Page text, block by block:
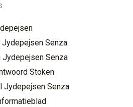
Jydepejsen Senza
Jydepejsen Senza
Stoken
Jydepejsen Senza